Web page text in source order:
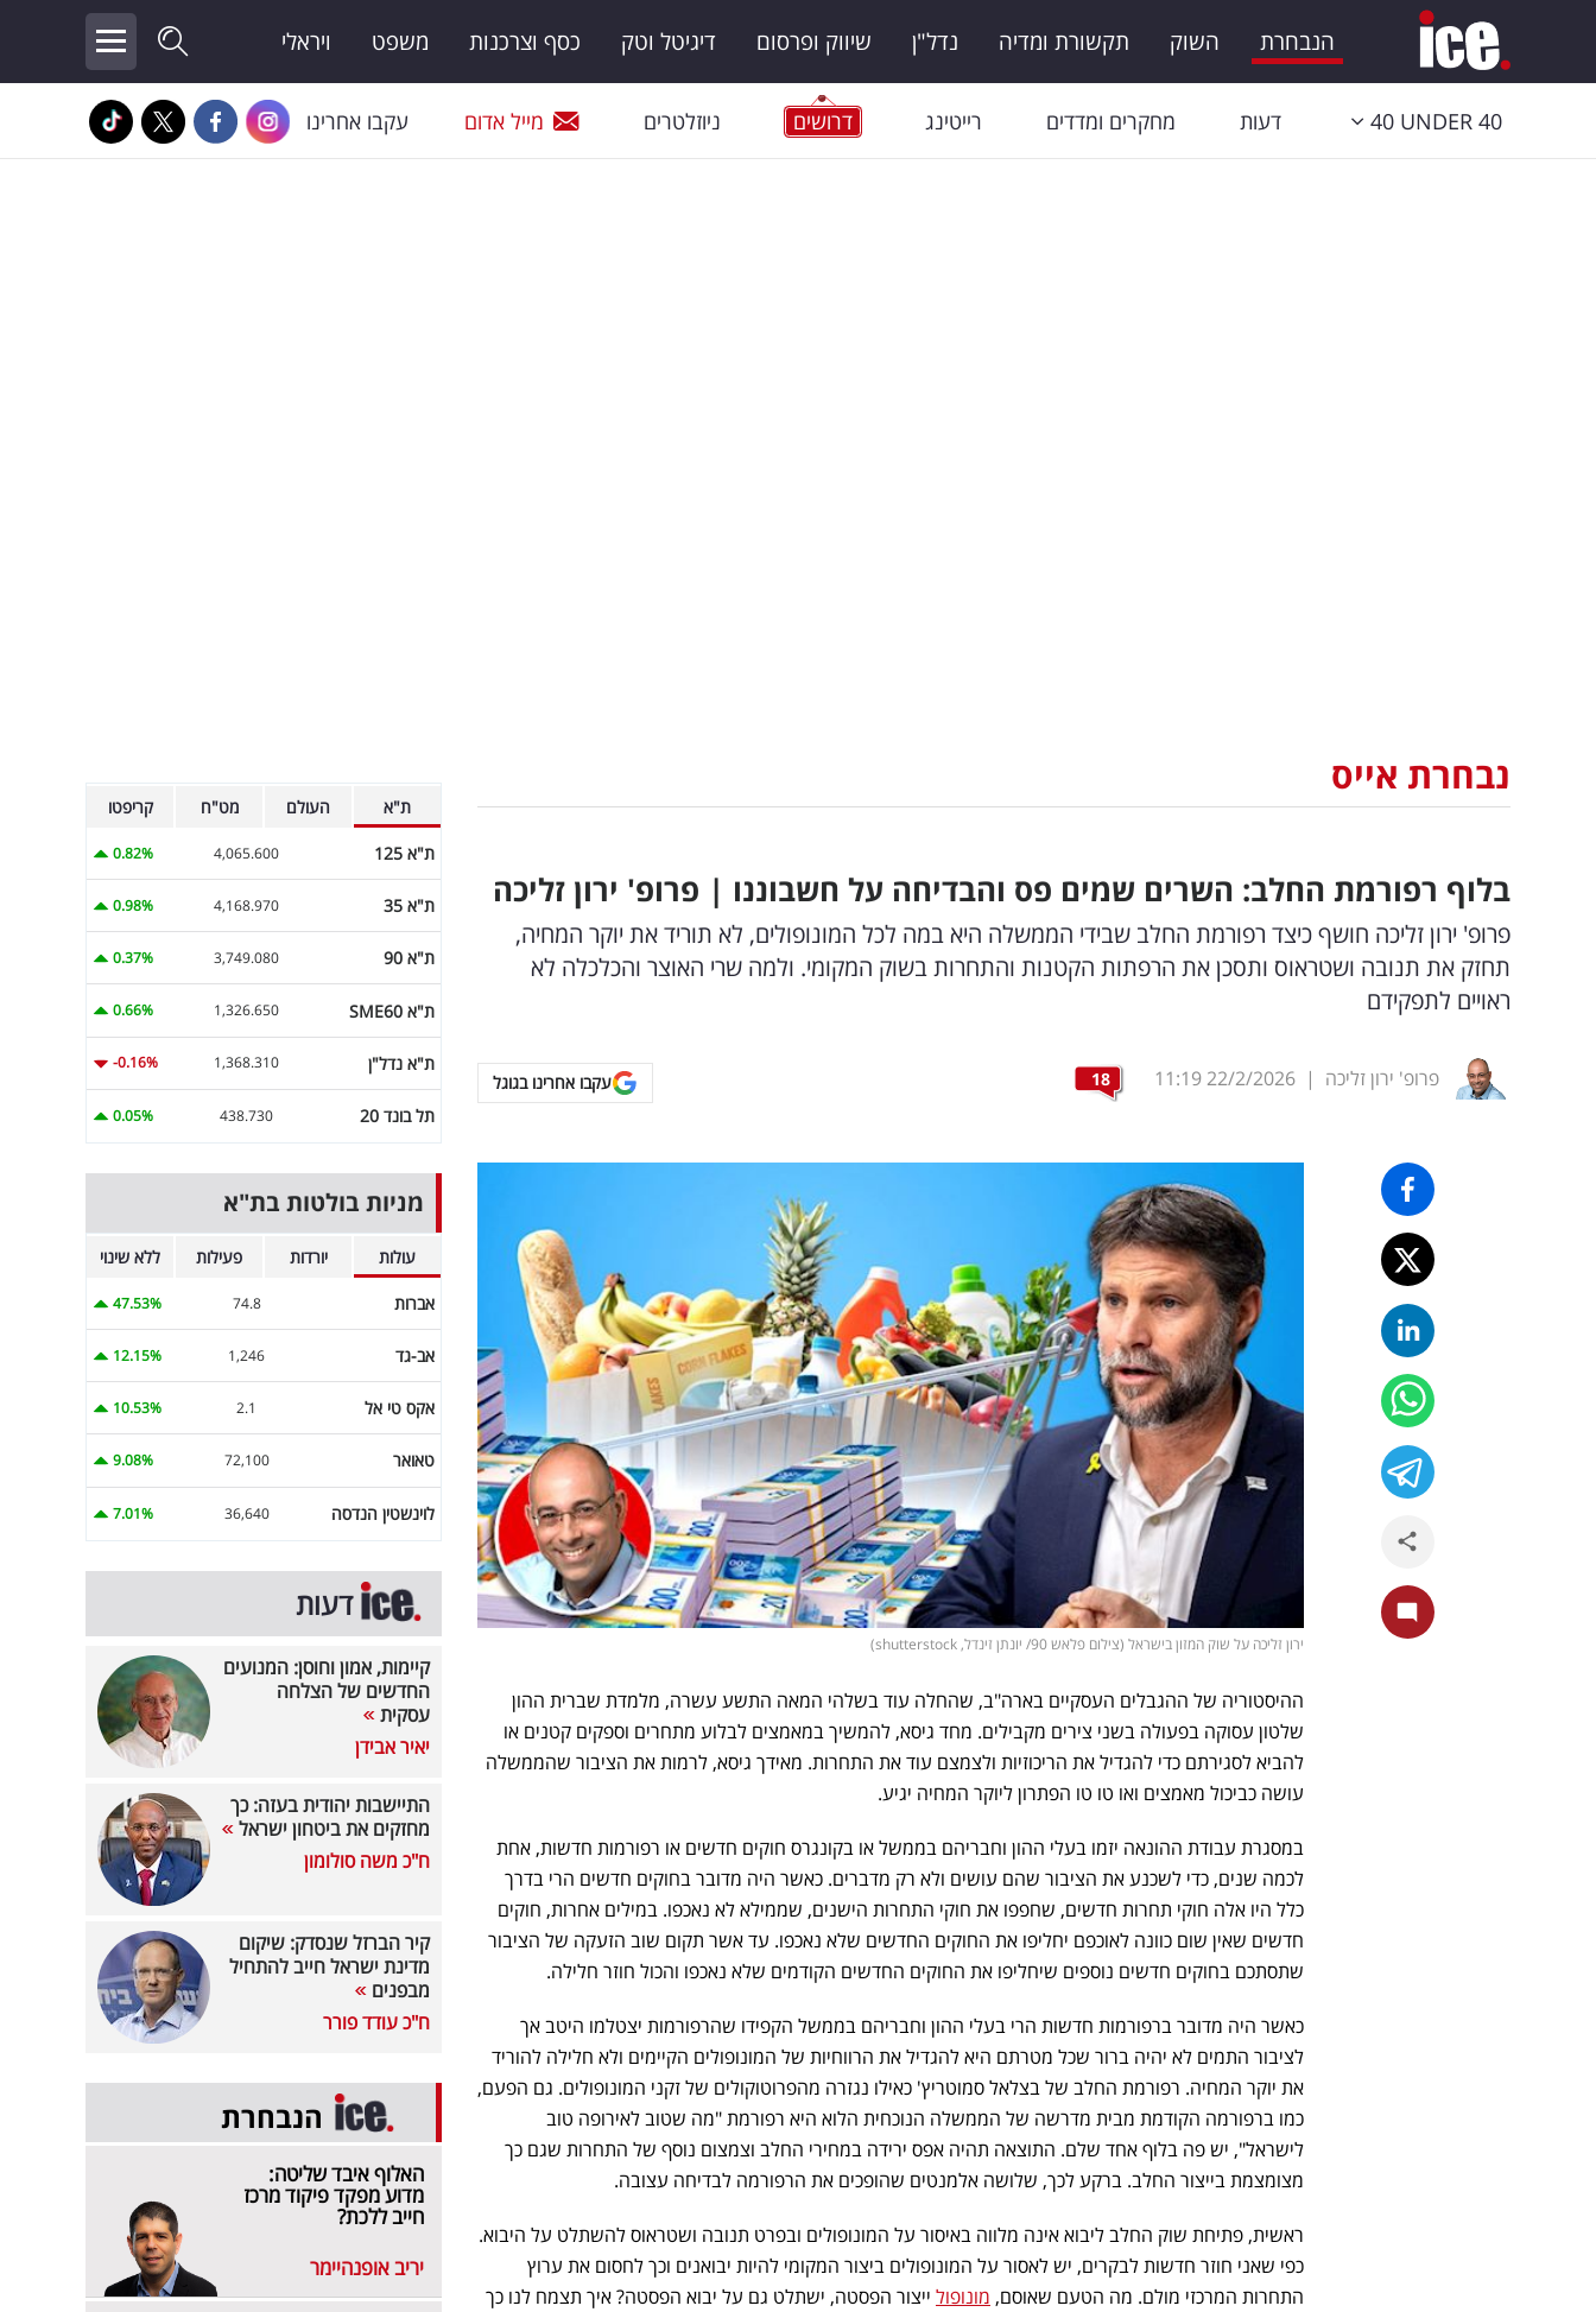
הנבחרת השוק תקשורת ומדיה נדל"ן שיווק ופרסום דיגיטל וטק כסף וצרכנות משפט ויראלי
40 UNDER 40 דעות מחקרים ומדדים רייטינג דרושים ניוזלטרים מייל אדום עקבו אחרינו
נבחרת אייס
בלוף רפורמת החלב: השרים שמים פס והבדיחה על חשבוננו | פרופ' ירון זליכה
פרופ' ירון זליכה חושף כיצד רפורמת החלב שבידי הממשלה היא במה לכל המונופולים, לא תוריד את יוקר המחיה,
תחזק את תנובה ושטראוס ותסכן את הרפתות הקטנות והתחרות בשוק המקומי. ולמה שרי האוצר והכלכלה לא
ראויים לתפקידם
פרופ' ירון זליכה |
22/2/2026
11:19
18 עקבו אחרינו בגוגל
ירון זליכה על שוק המזון בישראל (צילום פלאש 90/ יונתן זינדל, shutterstock)
ההיסטוריה של ההגבלים העסקיים בארה"ב, שהחלה עוד בשלהי המאה התשע עשרה, מלמדת שברית ההון
שלטון עסוקה בפעולה בשני צירים מקבילים. מחד גיסא, להמשיך במאמצים לבלוע מתחרים וספקים קטנים או
להביא לסגירתם כדי להגדיל את הריכוזיות ולצמצם עוד את התחרות. מאידך גיסא, לרמות את הציבור שהממשלה
עושה כביכול מאמצים ואו טו טו הפתרון ליוקר המחיה יגיע.
במסגרת עבודת ההונאה יזמו בעלי ההון וחבריהם בממשל או בקונגרס חוקים חדשים או רפורמות חדשות, אחת
לכמה שנים, כדי לשכנע את הציבור שהם עושים ולא רק מדברים. כאשר היה מדובר בחוקים חדשים הרי בדרך
כלל היו אלה חוקי תחרות חדשים, שחפפו את חוקי התחרות הישנים, שממילא לא נאכפו. במילים אחרות, חוקים
חדשים שאין שום כוונה לאוכפם יחליפו את החוקים החדשים שלא נאכפו. עד אשר תקום שוב הזעקה של הציבור
שתסתכם בחוקים חדשים נוספים שיחליפו את החוקים החדשים הקודמים שלא נאכפו והכול חוזר חלילה.
כאשר היה מדובר ברפורמות חדשות הרי בעלי ההון וחבריהם בממשל הקפידו שהרפורמות יצטלמו היטב אך
לציבור התמים לא יהיה ברור שכל מטרתם היא להגדיל את הרווחיות של המונופולים הקיימים ולא חלילה להוריד
את יוקר המחיה. רפורמת החלב של בצלאל סמוטריץ' כאילו נגזרה מהפרוטוקולים של זקני המונופולים. גם הפעם,
כמו ברפורמה הקודמת מבית מדרשה של הממשלה הנוכחית הלוא היא רפורמת "מה שטוב לאירופה טוב
לישראל", יש פה בלוף אחד שלם. התוצאה תהיה אפס ירידה במחירי החלב וצמצום נוסף של התחרות שגם כך
מצומצמת בייצור החלב. ברקע לכך, שלושה אלמנטים שהופכים את הרפורמה לבדיחה עצובה.
ראשית, פתיחת שוק החלב ליבוא אינה מלווה באיסור על המונופולים ובפרט תנובה ושטראוס להשתלט על היבוא.
כפי שאני חוזר חדשות לבקרים, יש לאסור על המונופולים ביצור המקומי להיות יבואנים וכך לחסום את ערוץ
התחרות המרכזי מולם. מה הטעם שאוסם, מונופול ייצור הפסטה, ישתלט גם על יבוא הפסטה? איך תצמח לנו כך
ת"א העולם מט"ח קריפטו
ת"א 125 4,065.600
0.82%
ת"א 35 4,168.970
0.98%
ת"א 90 3,749.080
0.37%
ת"א SME60 1,326.650
0.66%
ת"א נדל"ן 1,368.310
-0.16%
תל בונד 20 438.730
0.05%
מניות בולטות בת"א
עולות יורדות פעילות ללא שינוי
אברות 74.8
47.53%
אב-גד 1,246
12.15%
אקס טי אל 2.1
10.53%
טאואר 72,100
9.08%
לוינשטין הנדסה 36,640
7.01%
דעות
קיימות, אמון וחוסן: המנועים
החדשים של הצלחה
עסקית
יאיר אבידן
התיישבות יהודית בעזה: כך
מחזקים את ביטחון ישראל
ח"כ משה סולומון
קיר הברזל שנסדק: שיקום
מדינת ישראל חייב להתחיל
מבפנים
ח"כ עודד פורר
הנבחרת
האלוף איבד שליטה:
מדוע מפקד פיקוד מרכז
חייב ללכת?
יריב אופנהיימר